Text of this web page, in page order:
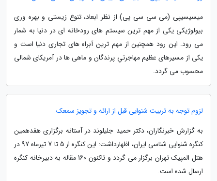
میسیسیپی (می سی سی پی) از نظر ابعاد، تنوع زیستی و بهره وری
بیولوژیکی یکی از مهم ترین سیستم های رودخانه ای در دنیا به شمار
می رود. این رود همچنین از مهم ترین آبراه های تجاری دنیا است و
یکی از مسیرهای عظیم مهاجرتیِ پرندگان و ماهی ها در آمریکای شمالی
محسوب می گردد.
لزوم توجه به تربیت شنوایی قبل از ارائه و تجویز سمعک
به گزارش خبرنگاران، دکتر حمید جلیلوند در آستانه برگزاری هفدهمین
کنگره شنوایی شناسی ایران، اظهارداشت: این کنگره از 5 تا 7 تیرماه 97 در
هتل المپیک تهران برگزار می گردد و تاکنون 160 مقاله به دبیرخانه کنگره
ارسال شده است.